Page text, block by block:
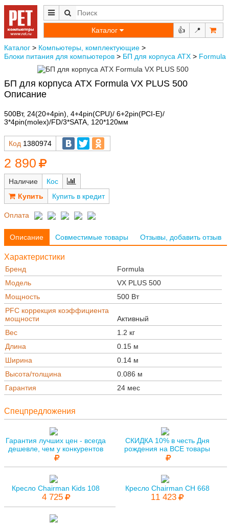
Каталог 👍 📍
Каталог > Компьютеры, комплектующие >
Блоки питания для компьютеров > БП для корпуса ATX > Formula
БП для корпуса ATX Formula VX PLUS 500
Описание
500Вт, 24(20+4pin), 4+4pin(CPU)/ 6+2pin(PCI-E)/
3*4pin(molex)/FD/3*SATA, 120*120мм
Код 1380974
2 890
Наличие
Кос
Купить в кредит
Оплата
Описание Совместимые товары Отзывы, добавить отзыв
Характеристики
Бренд
Formula
Модель
VX PLUS 500
Мощность
500 Вт
PFC коррекция коэффициента
мощности
Активный
Вес
1.2 кг
Длина
0.15 м
Ширина
0.14 м
Высота/толщина
0.086 м
Гарантия
24 мес
Спецпредложения
Гарантия лучших цен - всегда
дешевле, чем у конкурентов
СКИДКА 10% в честь Дня
рождения на ВСЕ товары
Кресло Chairman Kids 108
4 725
Кресло Chairman CH 668
11 423